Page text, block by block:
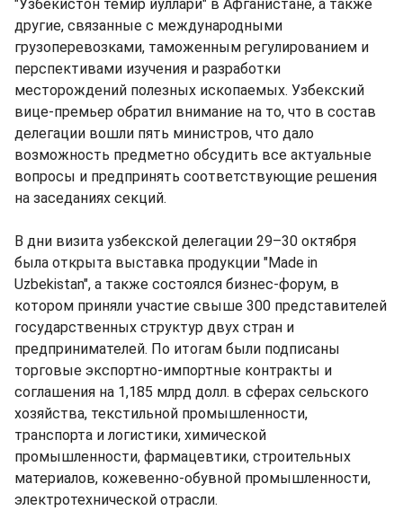
"Узбекистон темир йуллари" в Афганистане, а также
другие, связанные с международными
грузоперевозками, таможенным регулированием и
перспективами изучения и разработки
месторождений полезных ископаемых. Узбекский
вице-премьер обратил внимание на то, что в состав
делегации вошли пять министров, что дало
возможность предметно обсудить все актуальные
вопросы и предпринять соответствующие решения
на заседаниях секций.
В дни визита узбекской делегации 29–30 октября
была открыта выставка продукции "Made in
Uzbekistan", а также состоялся бизнес-форум, в
котором приняли участие свыше 300 представителей
государственных структур двух стран и
предпринимателей. По итогам были подписаны
торговые экспортно-импортные контракты и
соглашения на 1,185 млрд долл. в сферах сельского
хозяйства, текстильной промышленности,
транспорта и логистики, химической
промышленности, фармацевтики, строительных
материалов, кожевенно-обувной промышленности,
электротехнической отрасли.